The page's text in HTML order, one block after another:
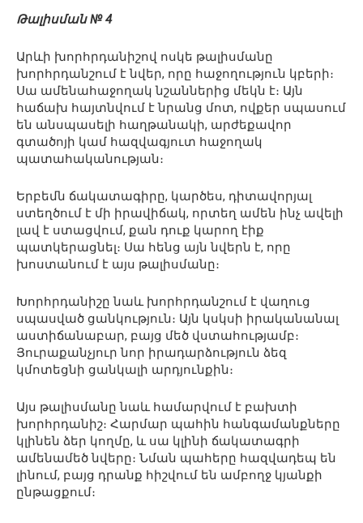
Թալիսման № 4
Արևի խորհրդանիշով ոսկե թալիսմանը
խորհրդանշում է նվեր, որը հաջողություն կբերի։
Սա ամենահաջողակ նշաններից մեկն է։ Այն
հաճախ հայտնվում է նրանց մոտ, ովքեր սպասում
են անսպասելի հաղթանակի, արժեքավոր
գտածոյի կամ հազվագյուտ հաջողակ
պատահականության։
Երբեմն ճակատագիրը, կարծես, դիտավորյալ
ստեղծում է մի իրավիճակ, որտեղ ամեն ինչ ավելի
լավ է ստացվում, քան դուք կարող էիք
պատկերացնել։ Սա հենց այն նվերն է, որը
խոստանում է այս թալիսմանը։
Խորհրդանիշը նաև խորհրդանշում է վաղուց
սպասված ցանկություն։ Այն կսկսի իրականանալ
աստիճանաբար, բայց մեծ վստահությամբ։
Յուրաքանչյուր նոր իրադարձություն ձեզ
կմոտեցնի ցանկալի արդյունքին։
Այս թալիսմանը նաև համարվում է բախտի
խորհրդանիշ։ Հարմար պահին հանգամանքները
կլինեն ձեր կողմը, և սա կլինի ճակատագրի
ամենամեծ նվերը։ Նման պահերը հազվադեպ են
լինում, բայց դրանք հիշվում են ամբողջ կյանքի
ընթացքում։